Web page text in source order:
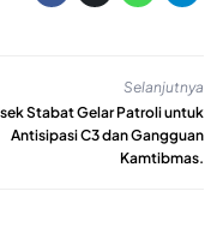
Selanjutnya
Stabat Gelar Patroli untuk
Antisipasi C3 dan Gangguan
Kamtibmas.